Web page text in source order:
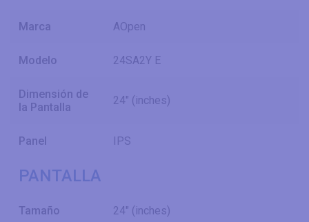
Marca AOpen
Modelo 24SA2Y E
Dimensión de
la Pantalla
24" (inches)
Panel IPS
PANTALLA
Tamaño 24" (inches)